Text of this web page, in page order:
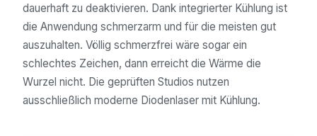
dauerhaft zu deaktivieren. Dank integrierter Kühlung ist
die Anwendung schmerzarm und für die meisten gut
auszuhalten. Völlig schmerzfrei wäre sogar ein
schlechtes Zeichen, dann erreicht die Wärme die
Wurzel nicht. Die geprüften Studios nutzen
ausschließlich moderne Diodenlaser mit Kühlung.